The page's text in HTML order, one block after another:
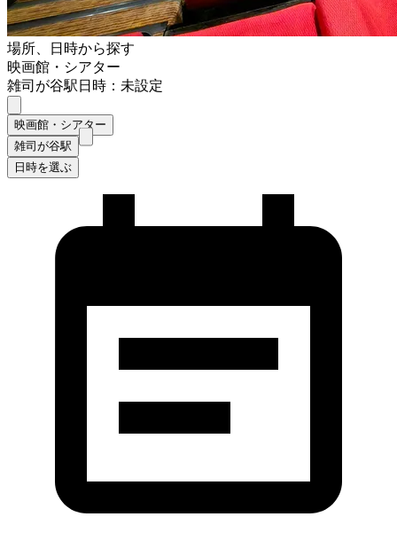
場所、日時から探す
映画館・シアター
雑司が谷駅日時：未設定
映画館・シアター
雑司が谷駅
日時を選ぶ